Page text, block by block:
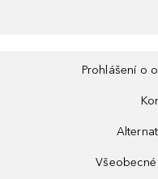
Prohlášení o